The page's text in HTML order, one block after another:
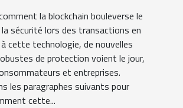
la blockchain bouleverse le
sécurité lors des transactions en
à cette technologie, de nouvelles
de protection voient le jour,
et entreprises.
les paragraphes suivants pour
cette...